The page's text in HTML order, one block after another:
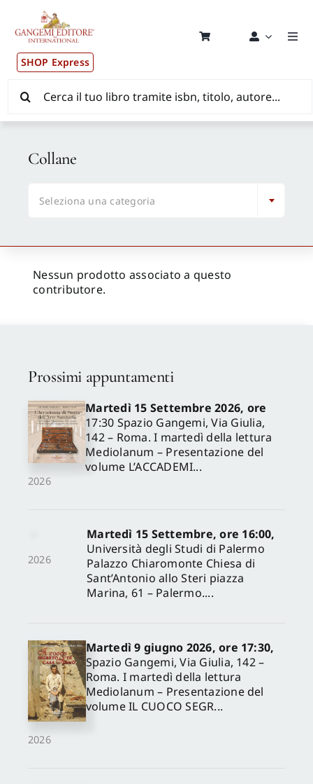
contenuto
SHOP Express
Pubblicazioni
News ed Eventi
Distribuzione Wolrdwide
CONSIP / MEPA / ANVUR / CINECA
Newsletter
per:
Nessun prodotto associato a questo
contributore.
Collane
Seleziona una categoria
Prossimi appuntamenti
2026
Martedì 15 Settembre 2026, ore
17:30 Spazio Gangemi, Via Giulia,
142 – Roma. I martedì della lettura
Mediolanum – Presentazione del
volume L’ACCADEMI...
2026
Martedì 15 Settembre, ore 16:00,
Università degli Studi di Palermo
Palazzo Chiaromonte Chiesa di
Sant’Antonio allo Steri piazza
Marina, 61 – Palermo....
2026
Martedì 9 giugno 2026, ore 17:30,
Spazio Gangemi, Via Giulia, 142 –
Roma. I martedì della lettura
Mediolanum – Presentazione del
volume IL CUOCO SEGR...